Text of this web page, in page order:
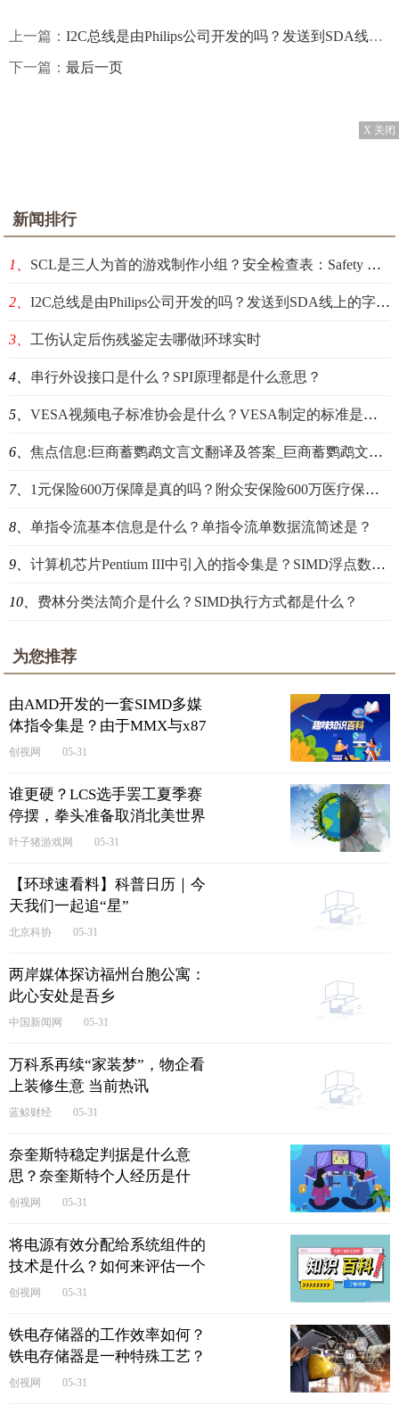
上一篇： I2C总线是由Philips公司开发的吗？发送到SDA线上的字节格式是？
下一篇： 最后一页
X 关闭
新闻排行
1、 SCL是三人为首的游戏制作小组？安全检查表：Safety Check List是？
2、 I2C总线是由Philips公司开发的吗？发送到SDA线上的字节格式是？
3、 工伤认定后伤残鉴定去哪做|环球实时
4、 串行外设接口是什么？SPI原理都是什么意思？
5、 VESA视频电子标准协会是什么？VESA制定的标准是什么？
6、 焦点信息:巨商蓄鹦鹉文言文翻译及答案_巨商蓄鹦鹉文言文翻译
7、 1元保险600万保障是真的吗？附众安保险600万医疗保险费率表_今日热搜
8、 单指令流基本信息是什么？单指令流单数据流简述是？
9、 计算机芯片Pentium III中引入的指令集是？SIMD浮点数据类型是？
10、 费林分类法简介是什么？SIMD执行方式都是什么？
为您推荐
由AMD开发的一套SIMD多媒
体指令集是？由于MMX与x87
的寄存器相互重叠？
创视网 05-31
谁更硬？LCS选手罢工夏季赛
停摆，拳头准备取消北美世界
赛名额！|快消息
叶子猪游戏网 05-31
【环球速看料】科普日历｜今
天我们一起追“星”
北京科协 05-31
两岸媒体探访福州台胞公寓：
此心安处是吾乡
中国新闻网 05-31
万科系再续“家装梦”，物企看
上装修生意 当前热讯
蓝鲸财经 05-31
奈奎斯特稳定判据是什么意
思？奈奎斯特个人经历是什
么？
创视网 05-31
将电源有效分配给系统组件的
技术是什么？如何来评估一个
系统的电源需求？
创视网 05-31
铁电存储器的工作效率如何？
铁电存储器是一种特殊工艺？
创视网 05-31